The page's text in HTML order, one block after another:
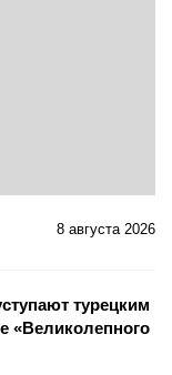
8 августа 2026
турецким
«Великолепного